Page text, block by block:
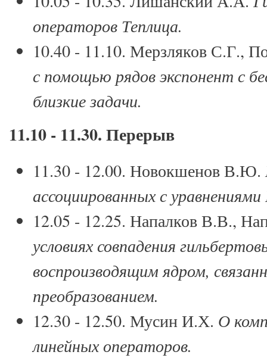
операторов Теплица.
10.40 - 11.10. Мерзляков С.Г.,
с помощью рядов экспонент с
близкие задачи.
11.10 - 11.30. Перерыв
11.30 - 12.00. Новокшенов В.Ю.
ассоциированных с уравнениями
12.05 - 12.25. Напалков В.В.,
условиях совпадения
воспроизводящим ядром,
преобразованием.
12.30 - 12.50. Мусин И.Х. О
линейных операторов.